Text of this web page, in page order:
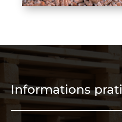
Informations